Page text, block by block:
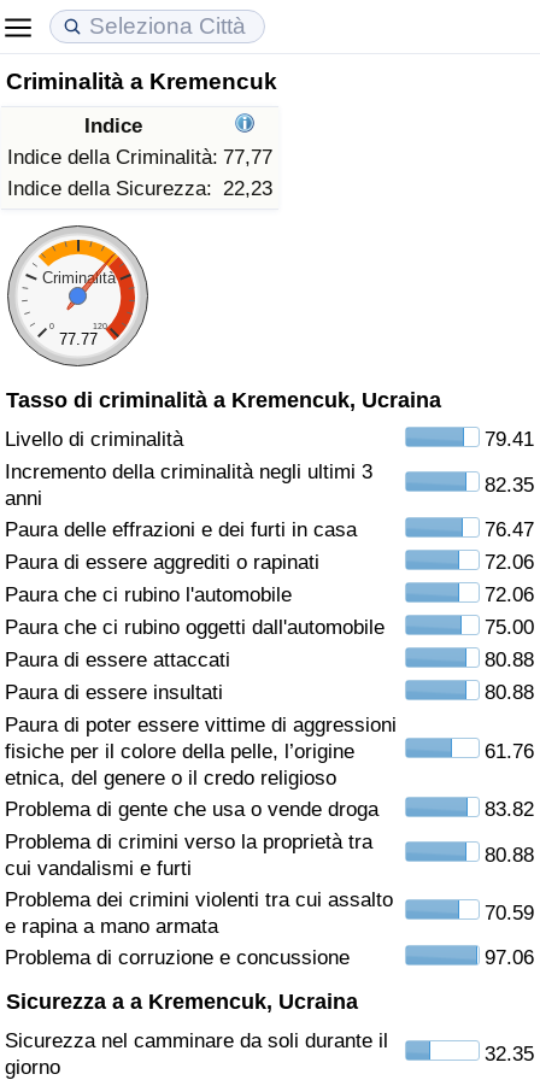
Criminalità a Kremencuk
Indice
Indice della Criminalità: 77,77
Indice della Sicurezza: 22,23
Criminalità
0 120
77.77
Tasso di criminalità a Kremencuk, Ucraina
Livello di criminalità
79.41
Incremento della criminalità negli ultimi 3
anni
82.35
Paura delle effrazioni e dei furti in casa
76.47
Paura di essere aggrediti o rapinati
72.06
Paura che ci rubino l'automobile
72.06
Paura che ci rubino oggetti dall'automobile
75.00
Paura di essere attaccati
80.88
Paura di essere insultati
80.88
Paura di poter essere vittime di aggressioni
fisiche per il colore della pelle, l’origine
etnica, del genere o il credo religioso
61.76
Problema di gente che usa o vende droga
83.82
Problema di crimini verso la proprietà tra
cui vandalismi e furti
80.88
Problema dei crimini violenti tra cui assalto
e rapina a mano armata
70.59
Problema di corruzione e concussione
97.06
Sicurezza a a Kremencuk, Ucraina
Sicurezza nel camminare da soli durante il
giorno
32.35
Costo della vita
Indice Del Costo Della Vita (corrente)
Indice Del Costo Della Vita
Indice del Costo della Vita per Nazione
ad Aqaba
Prezzi degli immobili
Indice del Prezzo delle Case (Corrente)
Indice del Prezzo delle Case
Indice del Prezzo delle Case per Nazione
Qualità della Vita
Indice della Qualità della Vita
Indice della Qualità della Vita (Corrente)
Indice della qualità della vita per Paese
Criminalità
Indice del Tasso di Criminalità (Corrente)
Indice della Criminalità
Indice di criminalità per paese
Assistenza Sanitaria
Indice dell’Assistenza Sanitaria (Corrente)
Indice dell’Assistenza Sanitaria
Indice dell’Assistenza Sanitaria per
Nazione
Inquinamento
Indice dell’Inquinamento (Corrente)
Indice dell’Inquinamento per Nazione